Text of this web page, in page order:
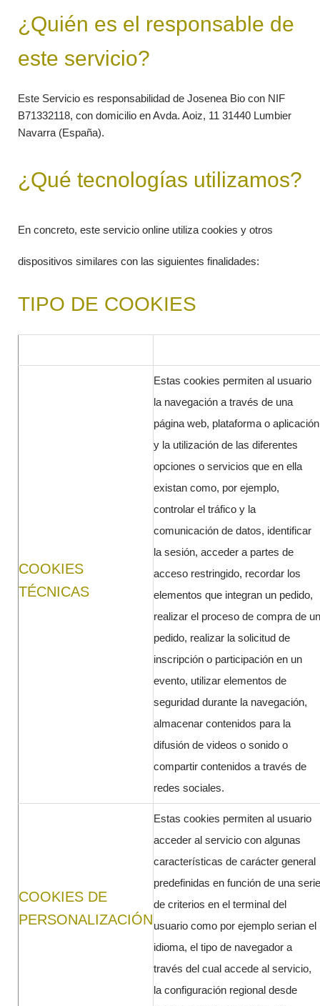
¿Quién es el responsable de
este servicio?
Este Servicio es responsabilidad de Josenea Bio con NIF
B71332118, con domicilio en Avda. Aoiz, 11 31440 Lumbier
Navarra (España).
¿Qué tecnologías utilizamos?
En concreto, este servicio online utiliza cookies y otros
dispositivos similares con las siguientes finalidades:
TIPO DE COOKIES
COOKIES
TÉCNICAS
Estas cookies permiten al usuario
la navegación a través de una
página web, plataforma o aplicación
y la utilización de las diferentes
opciones o servicios que en ella
existan como, por ejemplo,
controlar el tráfico y la
comunicación de datos, identificar
la sesión, acceder a partes de
acceso restringido, recordar los
elementos que integran un pedido,
realizar el proceso de compra de un
pedido, realizar la solicitud de
inscripción o participación en un
evento, utilizar elementos de
seguridad durante la navegación,
almacenar contenidos para la
difusión de videos o sonido o
compartir contenidos a través de
redes sociales.
COOKIES DE
PERSONALIZACIÓN
Estas cookies permiten al usuario
acceder al servicio con algunas
características de carácter general
predefinidas en función de una serie
de criterios en el terminal del
usuario como por ejemplo serian el
idioma, el tipo de navegador a
través del cual accede al servicio,
la configuración regional desde